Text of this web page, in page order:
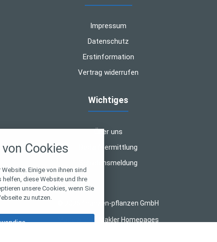
Impressum
Datenschutz
Erstinformation
Vertrag widerrufen
Wichtiges
Über uns
Bedarfsermittlung
Schadensmeldung
© 2026 finanzen-pflanzen GmbH
Makler Homepages
Cookies
Einige von ihnen sind
diese Website und Ihre
unsere Cookies, wenn Sie
zu nutzen.
alle verwendeten Cookies und
zu blockieren.
Notwendig
Performance